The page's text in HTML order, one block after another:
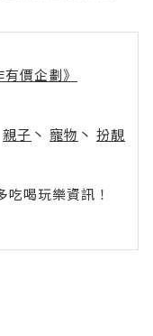
價企劃》
親子 丶 寵物 丶 扮靚
喝玩樂資訊！